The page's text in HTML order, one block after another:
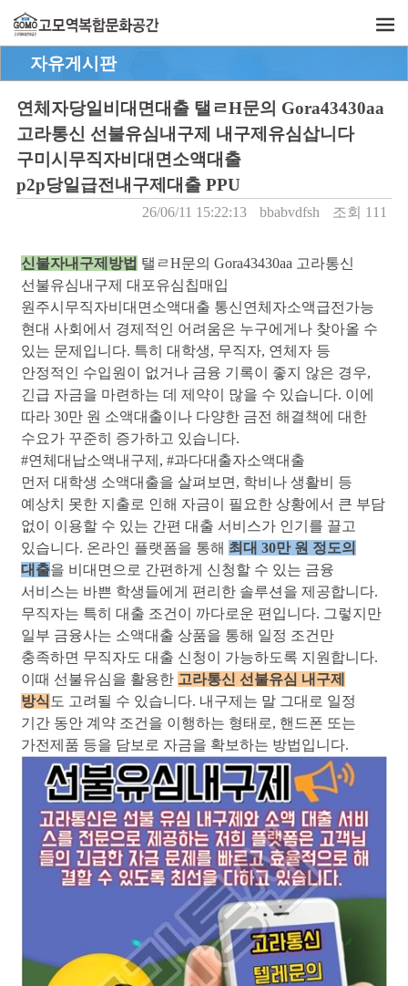
자유게시판
연체자당일비대면대출 탤ㄹH문의 Gora43430aa
고라통신 선불유심내구제 내구제유심삽니다
구미시무직자비대면소액대출
p2p당일급전내구제대출 PPU
26/06/11 15:22:13 bbabvdfsh 조회 111
신불자내구제방법 탤ㄹH문의 Gora43430aa 고라통신
선불유심내구제 대포유심칩매입
원주시무직자비대면소액대출 통신연체자소액급전가능
현대 사회에서 경제적인 어려움은 누구에게나 찾아올 수
있는 문제입니다. 특히 대학생, 무직자, 연체자 등
안정적인 수입원이 없거나 금융 기록이 좋지 않은 경우,
긴급 자금을 마련하는 데 제약이 많을 수 있습니다. 이에
따라 30만 원 소액대출이나 다양한 금전 해결책에 대한
수요가 꾸준히 증가하고 있습니다.
#연체대납소액내구제 , #과다대출자소액대출
먼저 대학생 소액대출을 살펴보면, 학비나 생활비 등
예상치 못한 지출로 인해 자금이 필요한 상황에서 큰 부담
없이 이용할 수 있는 간편 대출 서비스가 인기를 끌고
있습니다. 온라인 플랫폼을 통해 최대 30만 원 정도의
대출을 비대면으로 간편하게 신청할 수 있는 금융
서비스는 바쁜 학생들에게 편리한 솔루션을 제공합니다.
무직자는 특히 대출 조건이 까다로운 편입니다. 그렇지만
일부 금융사는 소액대출 상품을 통해 일정 조건만
충족하면 무직자도 대출 신청이 가능하도록 지원합니다.
이때 선불유심을 활용한 고라통신 선불유심 내구제
방식 도 고려될 수 있습니다. 내구제는 말 그대로 일정
기간 동안 계약 조건을 이행하는 형태로, 핸드폰 또는
가전제품 등을 담보로 자금을 확보하는 방법입니다.